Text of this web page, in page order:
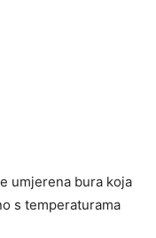
umjerena bura koja
s temperaturama